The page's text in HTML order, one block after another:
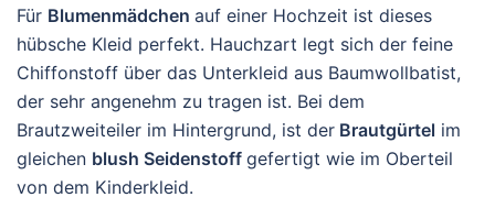
Für Blumenmädchen auf einer Hochzeit ist dieses
hübsche Kleid perfekt. Hauchzart legt sich der feine
Chiffonstoff über das Unterkleid aus Baumwollbatist,
der sehr angenehm zu tragen ist. Bei dem
Brautzweiteiler im Hintergrund, ist der Brautgürtel im
gleichen blush Seidenstoff gefertigt wie im Oberteil
von dem Kinderkleid.